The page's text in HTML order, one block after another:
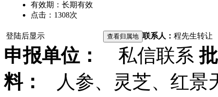
有效期： 长期有效
点击： 1308次
登陆后显示 联系人： 程先生转让
申报单位： 私信联系
料：
人参、灵芝、红景